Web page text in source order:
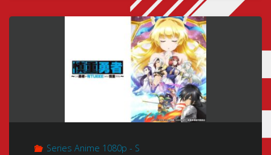
Series Anime 1080p - S